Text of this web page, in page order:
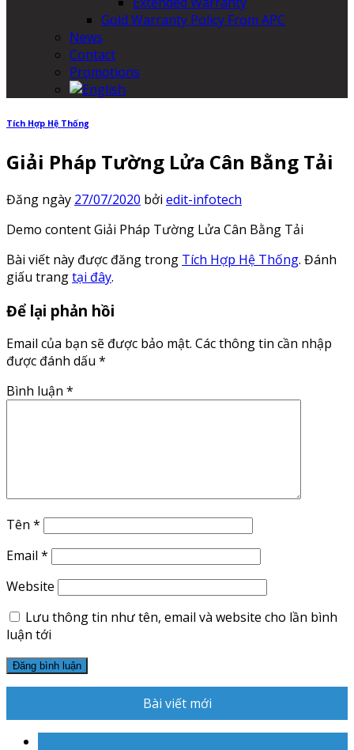
Gold Warranty Policy From APC
News
Contact
Promotions
Tích Hợp Hệ Thống
Giải Pháp Tường Lửa Cân Bằng Tải
Đăng ngày 27/07/2020 bởi edit-infotech
Demo content Giải Pháp Tường Lửa Cân Bằng Tải
Bài viết này được đăng trong Tích Hợp Hệ Thống. Đánh
giấu trangtại đây.
Để lại phản hồi
Email của bạn sẽ được bảo mật. Các thông tin cần nhập
được đánh dấu *
Bình luận *
Tên *
Email *
Website
Lưu thông tin như tên, email và website cho lần bình
luận tới
Bài viết mới